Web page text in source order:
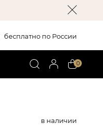
бесплатно по России
0
в наличии